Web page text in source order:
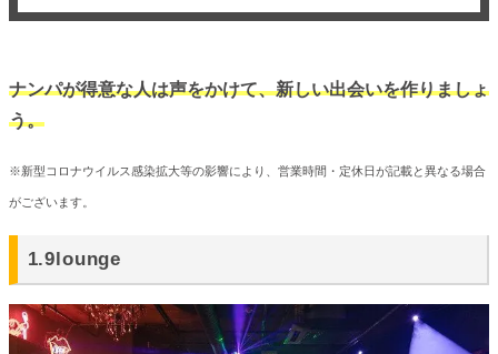
ナンパが得意な人は声をかけて、新しい出会いを作りましょ
う。
※新型コロナウイルス感染拡大等の影響により、営業時間・定休日が記載と異なる場合
がございます。
1.9lounge